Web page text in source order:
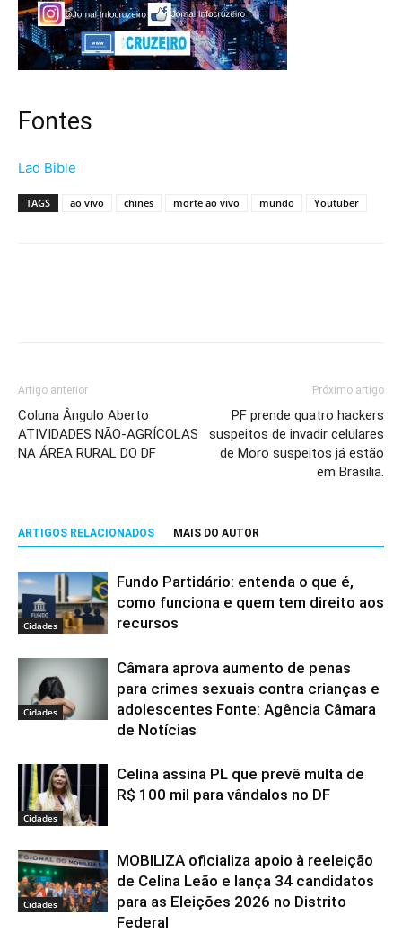
Fontes
Lad Bible
TAGS ao vivo chines morte ao vivo mundo Youtuber
Artigo anterior
Coluna Ângulo Aberto
ATIVIDADES NÃO-AGRÍCOLAS
NA ÁREA RURAL DO DF
Próximo artigo
PF prende quatro hackers
suspeitos de invadir celulares
de Moro suspeitos já estão
em Brasilia.
ARTIGOS RELACIONADOS MAIS DO AUTOR
Cidades
Fundo Partidário: entenda o que é,
como funciona e quem tem direito aos
recursos
Cidades
Câmara aprova aumento de penas
para crimes sexuais contra crianças e
adolescentes Fonte: Agência Câmara
de Notícias
Cidades
Celina assina PL que prevê multa de
R$ 100 mil para vândalos no DF
Cidades
MOBILIZA oficializa apoio à reeleição
de Celina Leão e lança 34 candidatos
para as Eleições 2026 no Distrito
Federal